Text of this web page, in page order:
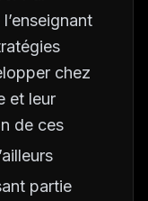
chez
et leur
de ces
partie